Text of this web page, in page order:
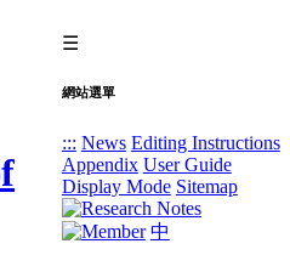
☰
網站選單
::: News Editing Instructions
Appendix User Guide
Display Mode Sitemap
中